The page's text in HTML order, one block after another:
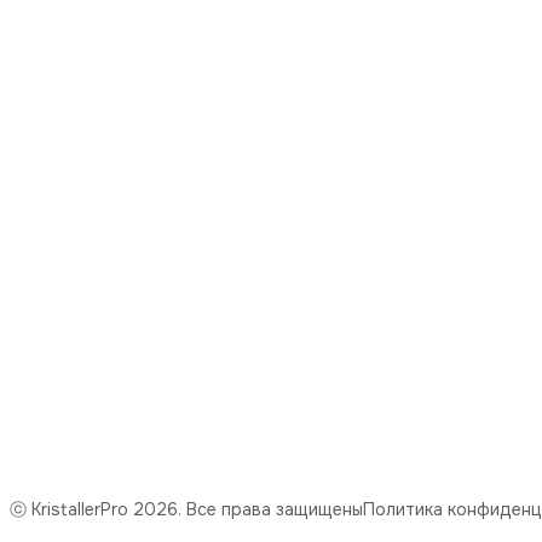
ⓒ KristallerPro 2026. Все права защищеныПолитика